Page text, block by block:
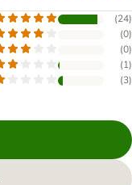
(24)
(0)
(0)
(1)
(3)